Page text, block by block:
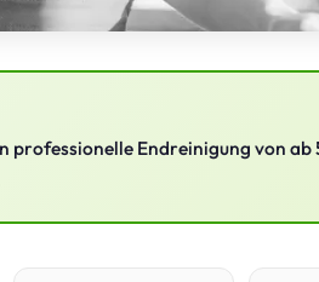
professionelle Endreinigung von